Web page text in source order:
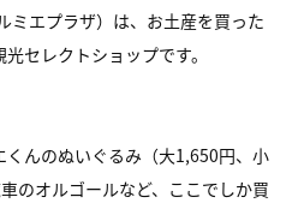
ミエプラザ）は、お土産を買った
セレクトショップです。
んのぬいぐるみ（大1,650円、小
のオルゴールなど、ここでしか買